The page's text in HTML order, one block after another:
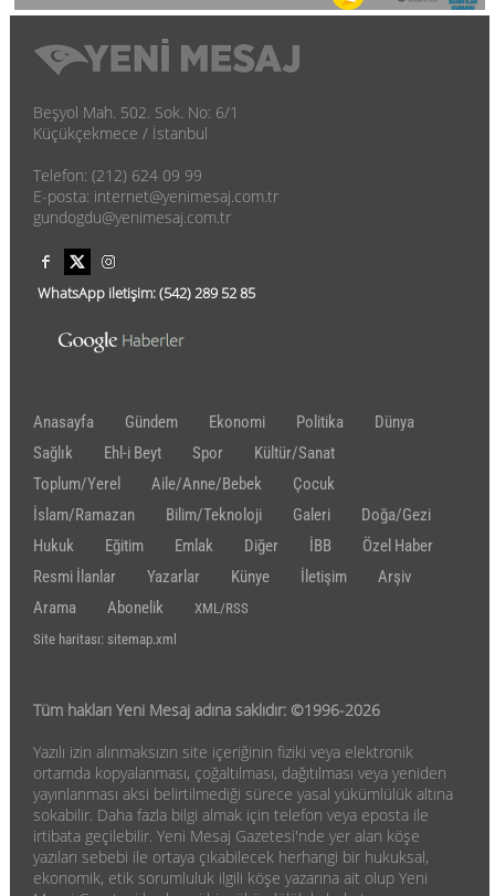
Beşyol Mah. 502. Sok. No: 6/1
Küçükçekmece / İstanbul
Telefon: (212) 624 09 99
E-posta: internet@yenimesaj.com.tr
gundogdu@yenimesaj.com.tr
WhatsApp iletişim:(542)289 52 85
Anasayfa Gündem Ekonomi Politika
Dünya
Sağlık
Ehl-i Beyt Spor
Kültür/Sanat
Toplum/Yerel
Aile/Anne/Bebek
Çocuk
İslam/Ramazan
Bilim/Teknoloji Galeri
Doğa/Gezi
Hukuk
Eğitim Emlak Diğer İBB
Özel Haber
Resmi İlanlar
Yazarlar Künye İletişim
Arşiv
Arama
Abonelik
XML/RSS
Site haritası: sitemap.xml
Tüm hakları Yeni Mesaj adına saklıdır: ©1996-2026
Yazılı izin alınmaksızın site içeriğinin fiziki veya elektronik
ortamda kopyalanması, çoğaltılması, dağıtılması veya yeniden
yayınlanması aksi belirtilmediği sürece yasal yükümlülük altına
sokabilir. Daha fazla bilgi almak için telefon veya eposta ile
irtibata geçilebilir. Yeni Mesaj Gazetesi'nde yer alan köşe
yazıları sebebi ile ortaya çıkabilecek herhangi bir hukuksal,
ekonomik, etik sorumluluk ilgili köşe yazarına ait olup Yeni